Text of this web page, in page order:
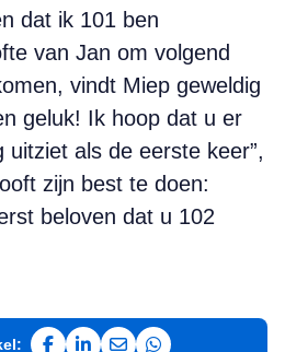
dat ik 101 ben
van Jan om volgend
vindt Miep geweldig
geluk! Ik hoop dat u er
als de eerste keer”,
zijn best te doen:
beloven dat u 102